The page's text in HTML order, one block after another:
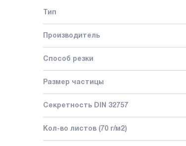
Тип
Производитель
Способ резки
Размер частицы
Секретность DIN 32757
Кол-во листов (70 г/м2)